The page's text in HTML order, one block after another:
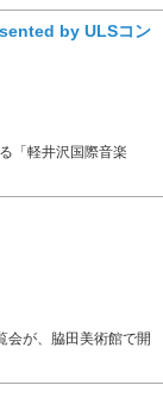
by ULSコン
「軽井沢国際音楽
会が、脇田美術館で開